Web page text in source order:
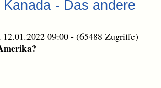
- Das andere
09:00 - (65488 Zugriffe)